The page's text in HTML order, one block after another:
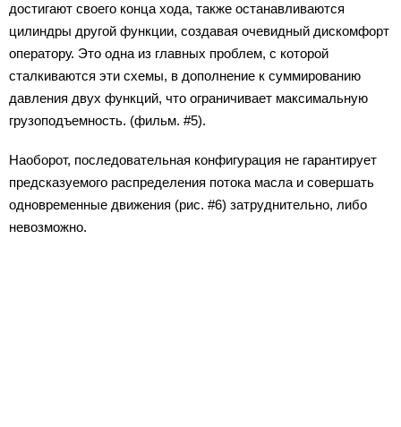
достигают своего конца хода, также останавливаются
цилиндры другой функции, создавая очевидный дискомфорт
оператору. Это одна из главных проблем, с которой
сталкиваются эти схемы, в дополнение к суммированию
давления двух функций, что ограничивает максимальную
грузоподъемность. (фильм. #5).
Наоборот, последовательная конфигурация не гарантирует
предсказуемого распределения потока масла и совершать
одновременные движения (рис. #6) затруднительно, либо
невозможно.